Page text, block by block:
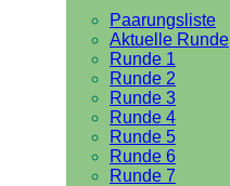
Paarungsliste
Aktuelle Runde
Runde 1
Runde 2
Runde 3
Runde 4
Runde 5
Runde 6
Runde 7